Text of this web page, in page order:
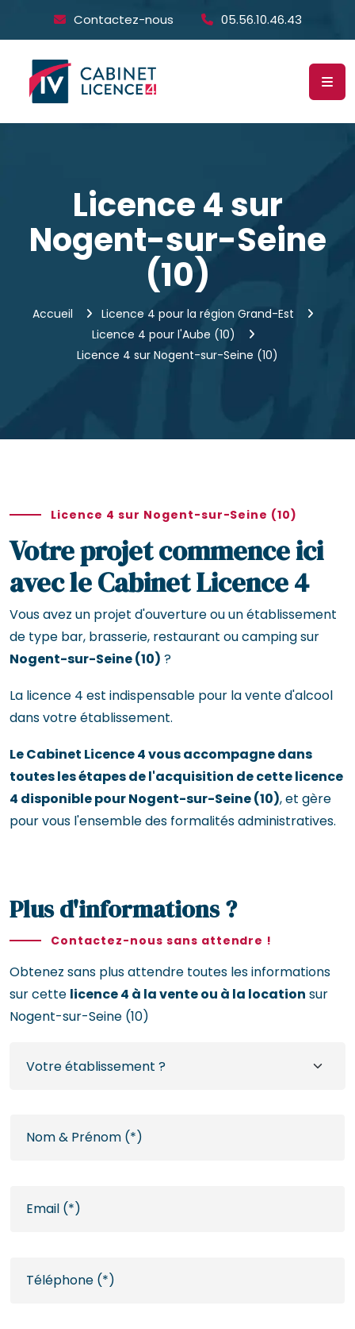
Contactez-nous 05.56.10.46.43
Licence 4 sur
Nogent-sur-Seine
(10)
Accueil
Licence 4 pour la région Grand-Est
Licence 4 pour l'Aube (10)
Licence 4 sur Nogent-sur-Seine (10)
Licence 4 sur Nogent-sur-Seine (10)
Votre projet commence ici
avec le Cabinet Licence 4
Vous avez un projet d'ouverture ou un établissement
de type bar, brasserie, restaurant ou camping sur
Nogent-sur-Seine (10) ?
La licence 4 est indispensable pour la vente d'alcool
dans votre établissement.
Le Cabinet Licence 4 vous accompagne dans
toutes les étapes de l'acquisition de cette licence
4 disponible pour Nogent-sur-Seine (10), et gère
pour vous l'ensemble des formalités administratives.
Plus d'informations ?
Contactez-nous sans attendre !
Obtenez sans plus attendre toutes les informations
sur cette licence 4 à la vente ou à la location sur
Nogent-sur-Seine (10)